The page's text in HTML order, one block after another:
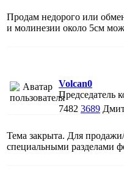
Продам недорого или
и молинезии около 5см
Volcan0
Председатель
7482 3689
Тема закрыта. Для
специальными разделами